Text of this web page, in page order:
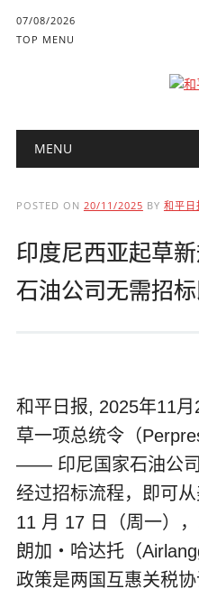
07/08/2026
TOP MENU
Main menu
MENU
POSTED ON 20/11/2025 BY 和平日
印度尼西亚起草
石油公司无需招
和平日报, 2025年11
草一项总统令（
—— 印尼国家石油公
经过招标流程，即可从
11 月 17 日（周一）
朗加・哈达托（
政策是两国互惠关税协